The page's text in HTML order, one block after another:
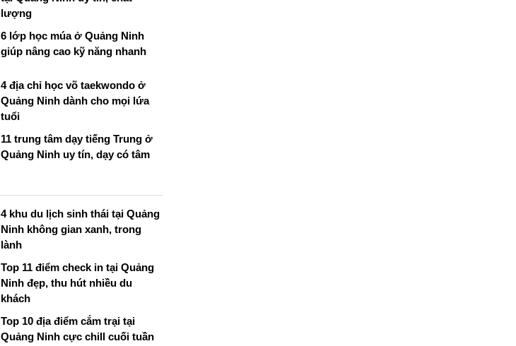
lượng
6 lớp học múa ở Quảng Ninh
giúp nâng cao kỹ năng nhanh
4 địa chỉ học võ taekwondo ở
Quảng Ninh dành cho mọi lứa
tuổi
11 trung tâm dạy tiếng Trung ở
Quảng Ninh uy tín, dạy có tâm
4 khu du lịch sinh thái tại Quảng
Ninh không gian xanh, trong
lành
Top 11 điểm check in tại Quảng
Ninh đẹp, thu hút nhiều du
khách
Top 10 địa điểm cắm trại tại
Quảng Ninh cực chill cuối tuần